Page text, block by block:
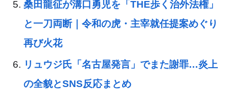
桑田龍征が溝口勇児を「THE歩く治外法権」
と一刀両断｜令和の虎・主宰就任提案めぐり
再び火花
リュウジ氏「名古屋発言」でまた謝罪…炎上
の全貌とSNS反応まとめ